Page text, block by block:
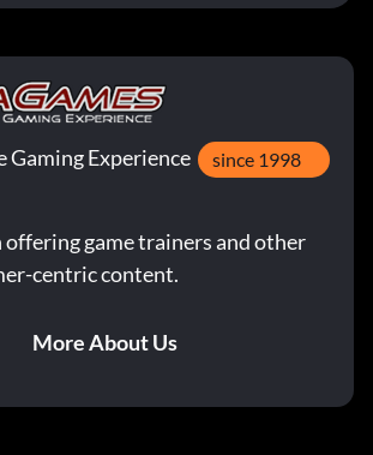
Gaming Experience since 1998
offering game trainers and other
centric content.
More About Us